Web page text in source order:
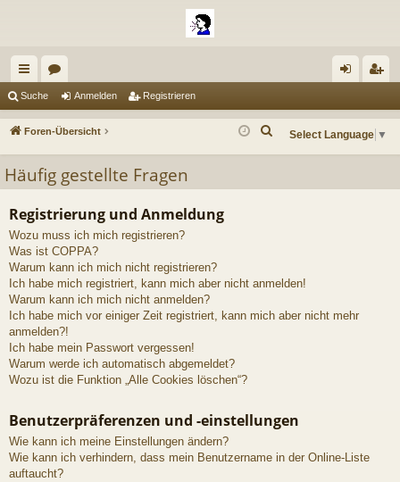
ch
ne
ug
en m ist
Suche Anmelden Registrieren
Foren-Übersicht Select Language ▼
h
Häufig gestellte Fragen
Registrierung und Anmeldung
Wozu muss ich mich registrieren?
Was ist COPPA?
Warum kann ich mich nicht registrieren?
Ich habe mich registriert, kann mich aber nicht anmelden!
Warum kann ich mich nicht anmelden?
Ich habe mich vor einiger Zeit registriert, kann mich aber nicht mehr
anmelden?!
Ich habe mein Passwort vergessen!
Warum werde ich automatisch abgemeldet?
Wozu ist die Funktion „Alle Cookies löschen“?
Benutzerpräferenzen und -einstellungen
Wie kann ich meine Einstellungen ändern?
Wie kann ich verhindern, dass mein Benutzername in der Online-Liste
auftaucht?